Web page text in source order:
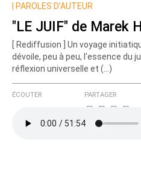
PAROLES D’AUTEUR
"LE JUIF" de Marek
[ Rediffusion ] Un voyage
dévoile, peu à peu, l'essence du
réflexion universelle et (…)
ÉCOUTER PARTAGER